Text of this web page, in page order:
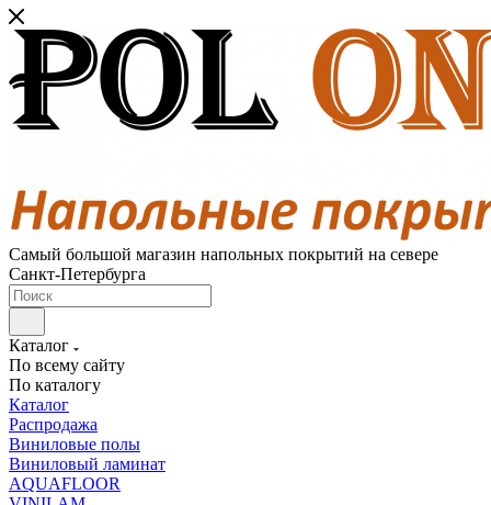
Самый большой магазин напольных покрытий на севере
Санкт-Петербурга
Каталог
По всему сайту
По каталогу
Каталог
Распродажа
Виниловые полы
Виниловый ламинат
AQUAFLOOR